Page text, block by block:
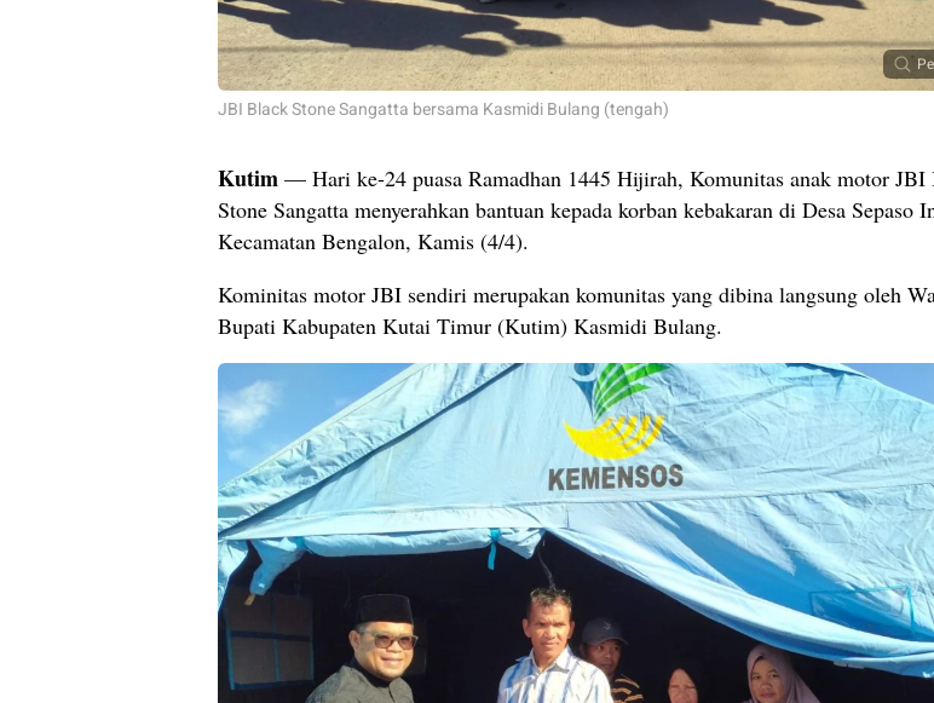
JBI Black Stone Sangatta bersama Kasmidi Bulang (tengah)
Kutim — Hari ke-24 puasa Ramadhan 1445 Hijirah, Komunitas anak motor JBI
Stone Sangatta menyerahkan bantuan kepada korban kebakaran di Desa Sepaso
Kecamatan Bengalon, Kamis (4/4).
Kominitas motor JBI sendiri merupakan komunitas yang dibina langsung oleh
Bupati Kabupaten Kutai Timur (Kutim) Kasmidi Bulang.